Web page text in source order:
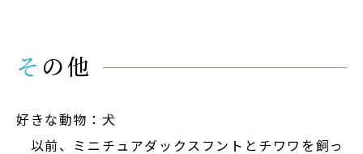
その他
好きな動物：犬
以前、ミニチュアダックスフントとチワワを飼っ